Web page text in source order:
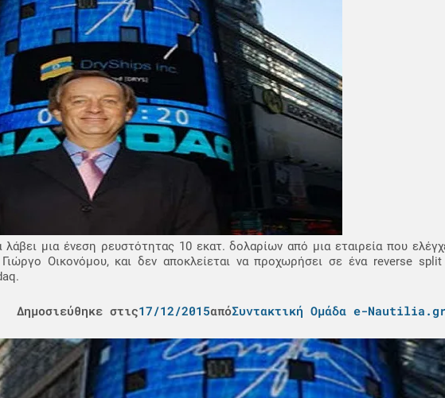
λάβει μια ένεση ρευστότητας 10 εκατ. δολαρίων από μια εταιρεία που
Οικονόμου, και δεν αποκλείεται να προχωρήσει σε ένα reverse
Δημοσιεύθηκε στις17/12/2015απόΣυντακτική Ομάδα e-Nautilia.gr